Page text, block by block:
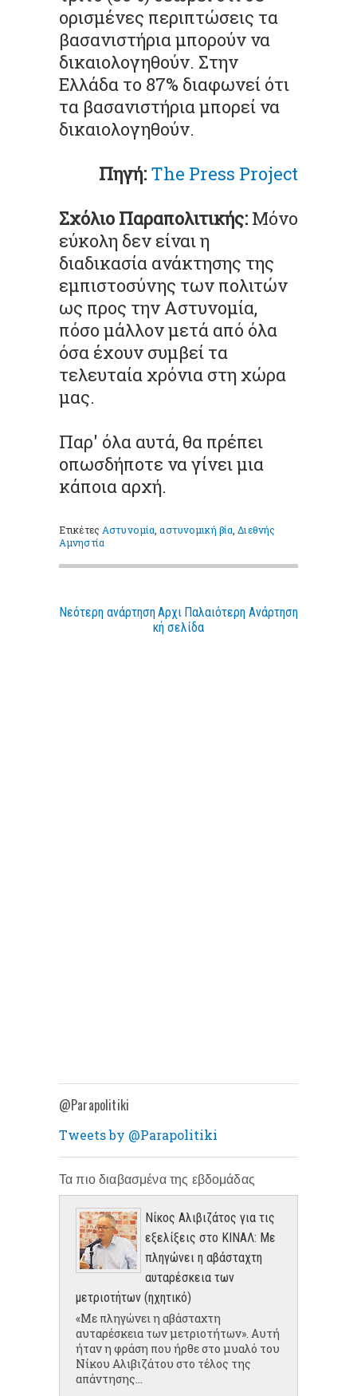
ορισμένες περιπτώσεις τα
βασανιστήρια μπορούν να
δικαιολογηθούν. Στην
Ελλάδα το 87% διαφωνεί ότι
τα βασανιστήρια μπορεί να
δικαιολογηθούν.
Πηγή: The Press Project
Σχόλιο Παραπολιτικής: Μόνο
εύκολη δεν είναι η
διαδικασία ανάκτησης της
εμπιστοσύνης των πολιτών
ως προς την Αστυνομία,
πόσο μάλλον μετά από όλα
όσα έχουν συμβεί τα
τελευταία χρόνια στη χώρα
μας.
Παρ' όλα αυτά, θα πρέπει
οπωσδήποτε να γίνει μια
κάποια αρχή.
ΕτικέτεςΑστυνομία,αστυνομική βία,Διεθνής
Αμνηστία
Νεότερη ανάρτηση Παλαιότερη Ανάρτηση
Αρχι
κή σελίδα
@Parapolitiki
Tweets by @Parapolitiki
Τα πιο διαβασμένα της εβδομάδας
Νίκος Αλιβιζάτος για τις
εξελίξεις στο ΚΙΝΑΛ: Με
πληγώνει η αβάσταχτη
αυταρέσκεια των
μετριοτήτων (ηχητικό)
«Με πληγώνει η αβάσταχτη
αυταρέσκεια των μετριοτήτων». Αυτή
ήταν η φράση που ήρθε στο μυαλό του
Νίκου Αλιβιζάτου στο τέλος της
απάντησης...